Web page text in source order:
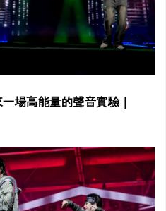
場高能量的聲音實驗｜